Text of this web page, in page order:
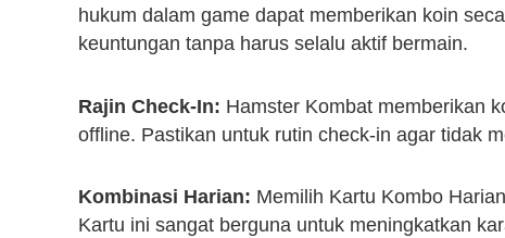
hukum dalam game dapat memberikan koin
keuntungan tanpa harus selalu aktif bermain.
Rajin Check-In: Hamster Kombat memberikan
offline. Pastikan untuk rutin check-in agar tidak
Kombinasi Harian: Memilih Kartu Kombo
Kartu ini sangat berguna untuk meningkatkan